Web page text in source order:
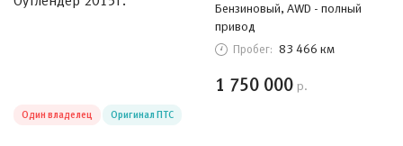
Бензиновый, AWD - полный
привод
Пробег: 83 466 км
1 750 000 р.
Один владелец Оригинал ПТС